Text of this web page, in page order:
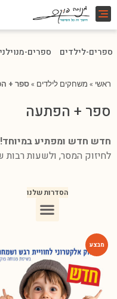
Toggle
navigation
ספרים-לילדים ספרים-
ראשי » משחקים לילדים »ספר +
ספר + הפתעה
חדש חדש ומפתיע
לחיזוק המסר, ולשעות רבות
הסדרות שלנו